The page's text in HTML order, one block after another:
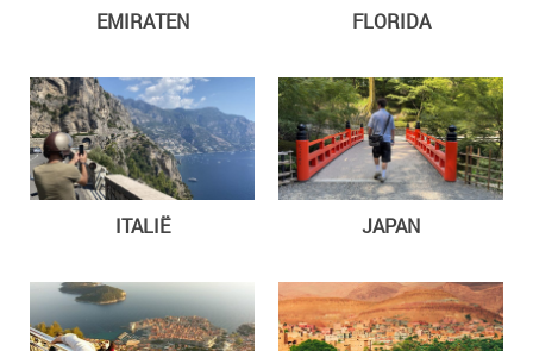
EMIRATEN FLORIDA
ITALIË JAPAN